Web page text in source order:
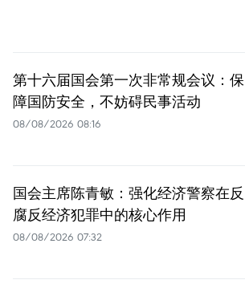
第十六届国会第一次非常规会议：保
障国防安全，不妨碍民事活动
08/08/2026 08:16
国会主席陈青敏：强化经济警察在反
腐反经济犯罪中的核心作用
08/08/2026 07:32